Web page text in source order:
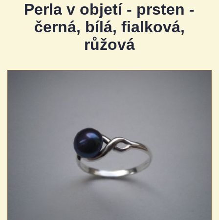
Perla v objetí - prsten -
černá, bílá, fialková,
růžová